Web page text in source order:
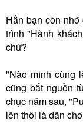
Hẳn bạn còn
trình "Hành
chứ?
"Nào mình cùng
cũng bắt nguồn
chục năm sau,
lên thôi là dân